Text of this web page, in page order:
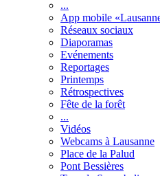
...
App mobile
Réseaux sociaux
Diaporamas
Evénements
Reportages
Printemps
Rétrospectives
Fête de la forêt
...
Vidéos
Webcams à Lausanne
Place de la Palud
Pont Bessières